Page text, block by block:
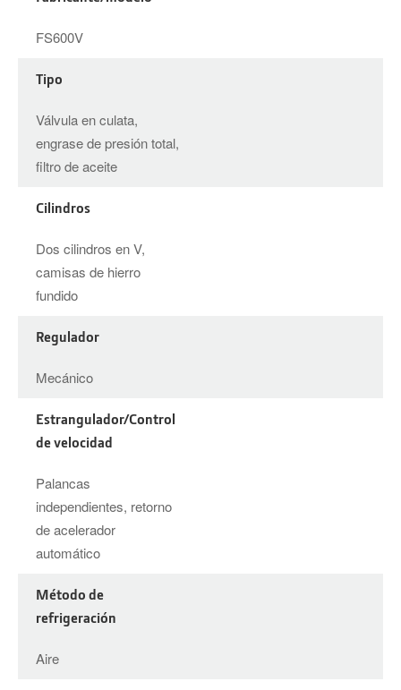
FS600V
Tipo
Válvula en culata,
engrase de presión total,
filtro de aceite
Cilindros
Dos cilindros en V,
camisas de hierro
fundido
Regulador
Mecánico
Estrangulador/Control
de velocidad
Palancas
independientes, retorno
de acelerador
automático
Método de
refrigeración
Aire